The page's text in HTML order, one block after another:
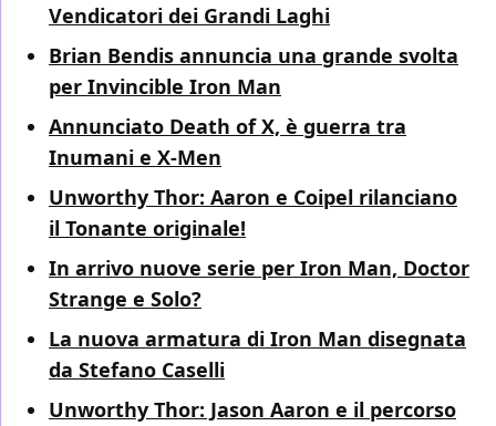
Vendicatori dei Grandi Laghi
Brian Bendis annuncia una grande svolta
per Invincible Iron Man
Annunciato Death of X, è guerra tra
Inumani e X-Men
Unworthy Thor: Aaron e Coipel rilanciano
il Tonante originale!
In arrivo nuove serie per Iron Man, Doctor
Strange e Solo?
La nuova armatura di Iron Man disegnata
da Stefano Caselli
Unworthy Thor: Jason Aaron e il percorso